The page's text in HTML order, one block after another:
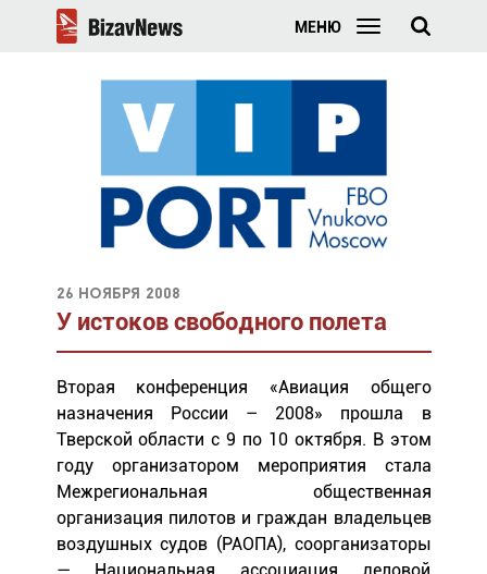
МЕНЮ
26 ноября 2008
У истоков свободного полета
Вторая конференция «Авиация общего
назначения России – 2008» прошла в
Тверской области с 9 по 10 октября. В этом
году организатором мероприятия стала
Межрегиональная общественная
организация пилотов и граждан владельцев
воздушных судов (РАОПА), соорганизаторы
— Национальная ассоциация деловой